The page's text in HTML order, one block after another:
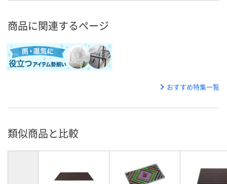
商品に関連するページ
おすすめ特集一覧
類似商品と比較